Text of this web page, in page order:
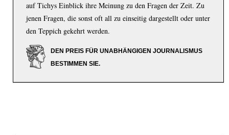
auf Tichys Einblick ihre Meinung zu den Fragen der Zeit. Zu
jenen Fragen, die sonst oft all zu einseitig dargestellt oder unter
den Teppich gekehrt werden.
DEN PREIS FÜR UNABHÄNGIGEN JOURNALISMUS
BESTIMMEN SIE.